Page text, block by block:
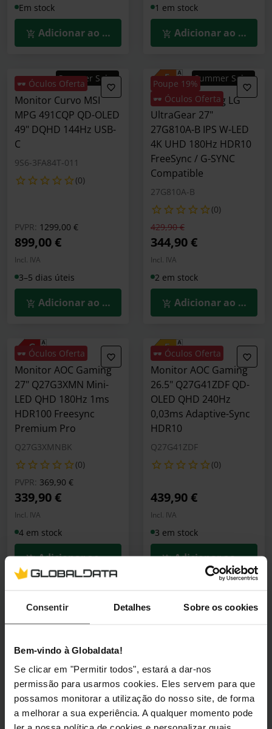
Consentir Detalhes Sobre os cookies
Bem-vindo à Globaldata!
Se clicar em "Permitir todos", estará a dar-nos
permissão para usarmos cookies. Eles servem para que
possamos monitorar a utilização do nosso site, de forma
a melhorar a sua experiência. A qualquer momento pode
Em stock
Adicionar ao Carrinho
1 em stock
Adicionar ao
🕶️ Óculos OfertaSummer Sales
Monitor Curvo MSI
MPG 491CQP QD-OLED
49" DQHD 144Hz USB-
C
9S6-3FA84T-011
(0)
PVPR: Preço reduzido de
1299,00 €para
899,00 €
Incl. IVA
3–5 dias úteis
Adicionar ao Carrinho
Poupe 19%
🕶️ Óculos Oferta
Summer Sales
Monitor Gaming LG
UltraGear 27"
27G810A-B IPS W-LED
4K UHD 180Hz HDR10
FreeSync / G-SYNC
Compatible
27G810A-B
(0)
Preço reduzido de
429,90 €para
344,90 €
Incl. IVA
2 em stock
Adicionar ao
🕶️ Óculos Oferta
Monitor AOC Gaming
27" Q27G3XMN Mini-
LED QHD 180Hz 1ms
HDR100 Freesync
Premium Pro
Q27G3XMNBK
(0)
PVPR: Preço reduzido de
369,90 €para
339,90 €
Incl. IVA
4 em stock
Adicionar ao Carrinho
🕶️ Óculos Oferta
Monitor AOC Gaming
26.5" Q27G41ZDF QD-
OLED QHD 240Hz
0,03ms Adaptive-Sync
HDR10
Q27G41ZDF
(0)
439,90 €
Incl. IVA
3 em stock
Adicionar ao
🕶️ Óculos Oferta
Monitor BenQ ZOWIE
240Hz 1ms
XL2540K
(0)
PVPR:Preço reduzido de
349,99 €para
🕶️ Óculos Oferta
HDR True Black 500
FreeSync Premium Pro
20VM0-27Q28GRBK-1E
(0)